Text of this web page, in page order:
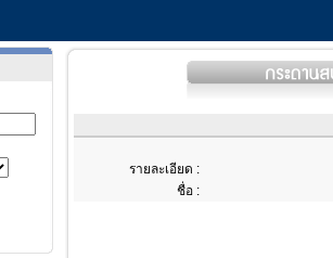
รายละเอียด :
ชื่อ :